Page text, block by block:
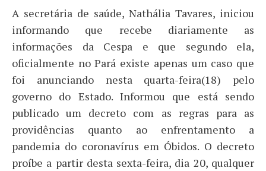
A secretária de saúde, Nathália Tavares, iniciou
informando que recebe diariamente as
informações da Cespa e que segundo ela,
oficialmente no Pará existe apenas um caso que
foi anunciando nesta quarta-feira(18) pelo
governo do Estado. Informou que está sendo
publicado um decreto com as regras para as
providências quanto ao enfrentamento a
pandemia do coronavírus em Óbidos. O decreto
proíbe a partir desta sexta-feira, dia 20, qualquer